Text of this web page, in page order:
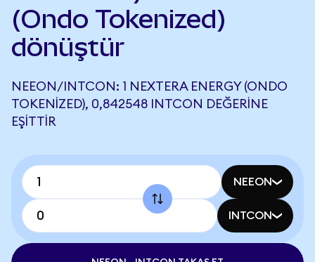
(Ondo Tokenized)
dönüştür
NEEON/INTCON: 1 NEXTERA ENERGY (ONDO
TOKENIZED), 0,842548 INTCON DEĞERINE
EŞITTIR
NEEON
INTCON